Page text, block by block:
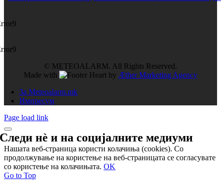
© METEOALARM. All Rights Reserved.
Made with
by Æther Marketing Agency
За Meteoalarm.mk
Импресум
Page load link
Следи нѐ и насоцијалните медиуми
Нашата веб-страница користи колачиња (cookies). Со
продолжување на користење на веб-страницата се согласувате
со користење на колачињата. OK
Go to Top